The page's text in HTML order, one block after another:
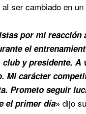
ser cambiado en
por mi
el
y presidente. A
Mi carácter
Prometo seguir
el primer día» dijo su